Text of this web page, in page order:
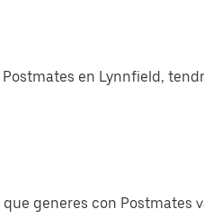
en Lynnfield,
generes con Postmates